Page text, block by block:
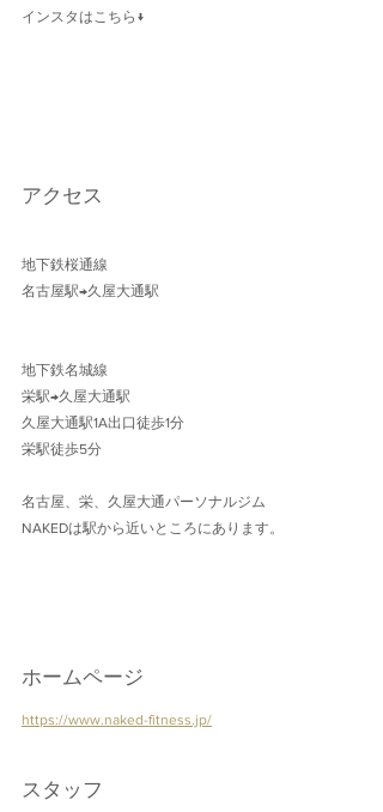
インスタはこちら↓
アクセス
地下鉄桜通線
名古屋駅→久屋大通駅
地下鉄名城線
栄駅→久屋大通駅
久屋大通駅1A出口徒歩1分
栄駅徒歩5分
名古屋、栄、久屋大通パーソナルジム
NAKEDは駅から近いところにあります。
ホームページ
https://www.naked-fitness.jp/
スタッフ